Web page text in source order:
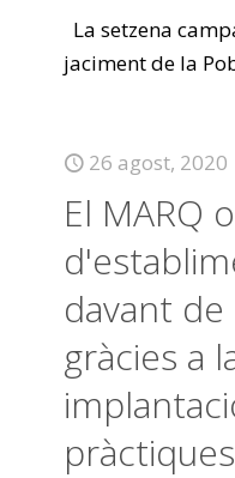
La setzena
jaciment de la
26 agost, 2020
El MARQ
davant de
gràcies a
pràctiques